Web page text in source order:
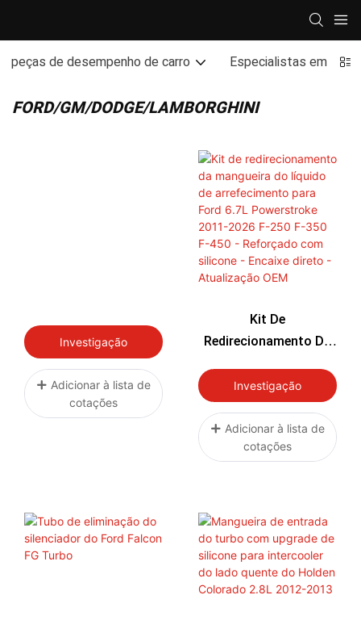
peças de desempenho de carro Especialistas em
FORD/GM/DODGE/LAMBORGHINI
Investigação
Adicionar à lista de
cotações
Kit De
Redirecionamento Da
De Arrefecimento Para
Ford 6.7L Powerstroke
2011-2026 F-250 F-350
F-450 - Reforçado
OEM
Investigação
Adicionar à lista de
cotações